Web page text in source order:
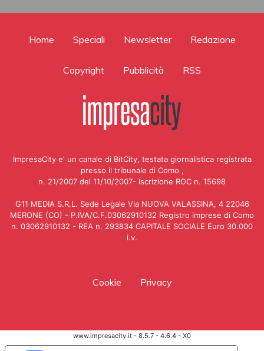
Home Speciali Newsletter Redazione
Copyright Pubblicità RSS
ImpresaCity e' un canale di BitCity, testata giornalistica registrata
presso il tribunale di Como ,
n. 21/2007 del 11/10/2007- Iscrizione ROC n. 15698
G11 MEDIA S.R.L. Sede Legale Via NUOVA VALASSINA, 4 22046
MERONE (CO) - P.IVA/C.F.03062910132 Registro imprese di Como
n. 03062910132 - REA n. 293834 CAPITALE SOCIALE Euro 30.000
i.v.
Cookie Privacy
www.impresacity.it - 8.5.7 - 4.6.4 - X0